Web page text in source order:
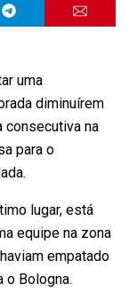
uma
diminuírem
consecutiva na
para o
lugar, está
equipe na zona
empatado
o Bologna.